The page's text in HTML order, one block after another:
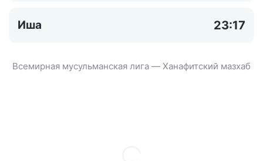
Иша 23:17
Всемирная мусульманская лига — Ханафитский мазхаб